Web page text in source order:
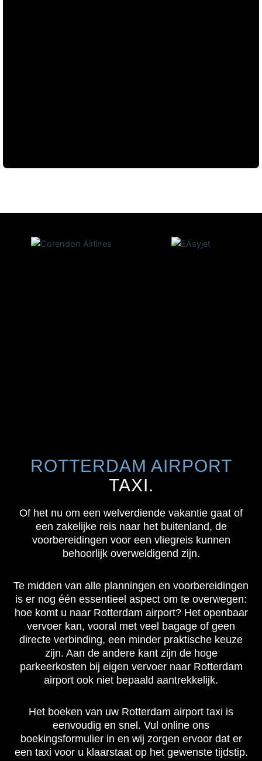
ROTTERDAM AIRPORT
TAXI.
Of het nu om een welverdiende vakantie gaat of
een zakelijke reis naar het buitenland, de
voorbereidingen voor een vliegreis kunnen
behoorlijk overweldigend zijn.
Te midden van alle planningen en voorbereidingen
is er nog één essentieel aspect om te overwegen:
hoe komt u naar Rotterdam airport? Het openbaar
vervoer kan, vooral met veel bagage of geen
directe verbinding, een minder praktische keuze
zijn. Aan de andere kant zijn de hoge
parkeerkosten bij eigen vervoer naar Rotterdam
airport ook niet bepaald aantrekkelijk.
Het boeken van uw Rotterdam airport taxi is
eenvoudig en snel. Vul online ons
boekingsformulier in en wij zorgen ervoor dat er
een taxi voor u klaarstaat op het gewenste tijdstip.